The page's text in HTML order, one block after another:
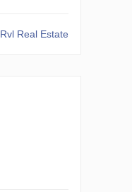
Rvl Real Estate